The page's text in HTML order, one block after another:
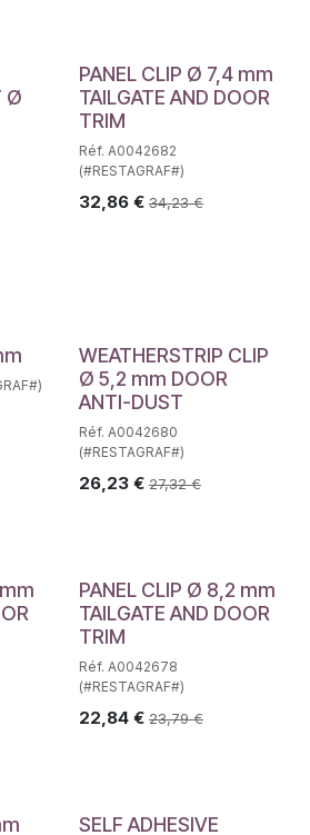
Ø
PANEL CLIP Ø 7,4 mm
TAILGATE AND DOOR
TRIM
Réf. A0042682
(#RESTAGRAF#)
32,86€ 34,23€
WEATHERSTRIP CLIP
Ø 5,2 mm DOOR
ANTI-DUST
Réf. A0042680
(#RESTAGRAF#)
26,23€ 27,32€
PANEL CLIP Ø 8,2 mm
TAILGATE AND DOOR
TRIM
Réf. A0042678
(#RESTAGRAF#)
22,84€ 23,79€
SELF ADHESIVE